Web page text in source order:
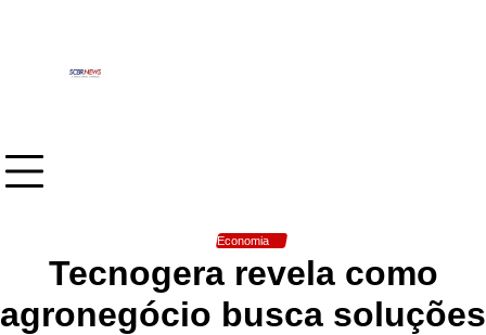
Economia
Tecnogera revela como
agronegócio busca soluções